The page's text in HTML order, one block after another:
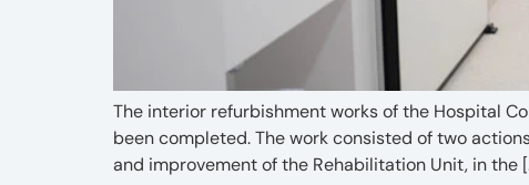
The interior refurbishment works of the Hospital
been completed. The work consisted of two
and improvement of the Rehabilitation Unit, in the